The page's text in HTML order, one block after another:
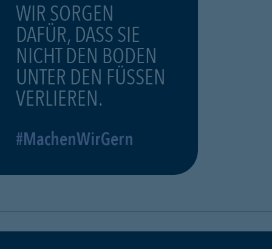
WIR SORGEN
DAFÜR, DASS SIE
NICHT DEN BODEN
UNTER DEN FÜSSEN
VERLIEREN.
#MachenWirGern